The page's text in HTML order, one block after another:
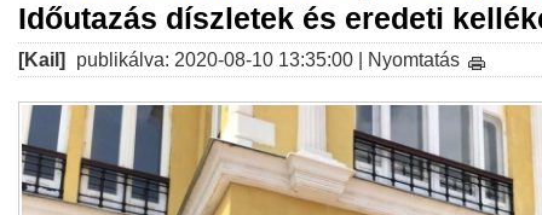
Időutazás díszletek és eredeti
[Kail] publikálva: 2020-08-10 13:35:00 | Nyomtatás